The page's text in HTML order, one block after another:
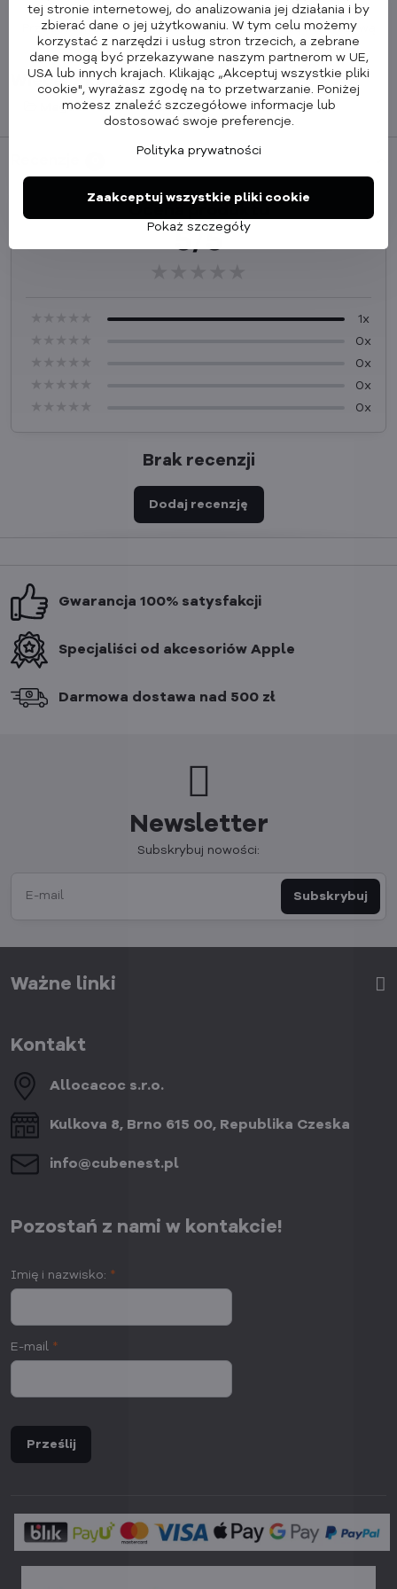
Materiał: tworzywo sztuczne
Przed montażem oczyść i osusz powierzchnię montażową
ściereczką.
Więcej z kategorii
MagSafe do samochodu Akcesoria
5/5
1x
0x
0x
0x
0x
Brak recenzji
Dodaj recenzję
Gwarancja 100% satysfakcji
Specjaliści od akcesoriów Apple
Darmowa dostawa nad 500 zł
Newsletter
Subskrybuj nowości:
Subskrybuj
Ważne linki
Kontakt
Allocacoc s​.r​.o​.
Kulkova 8, Brno 615 00, Republika Czeska
info​@cubenest​.pl
Pozostań z nami w kontakcie!
Imię i nazwisko: *
E-mail *
Prześlij
tej stronie internetowej, do analizowania jej działania i by
zbierać dane o jej użytkowaniu. W tym celu możemy
korzystać z narzędzi i usług stron trzecich, a zebrane
dane mogą być przekazywane naszym partnerom w UE,
USA lub innych krajach. Klikając „Akceptuj wszystkie pliki
cookie", wyrażasz zgodę na to przetwarzanie. Poniżej
możesz znaleźć szczegółowe informacje lub
dostosować swoje preferencje.
Polityka prywatności
Pokaż szczegóły
Zaakceptuj wszystkie pliki cookie